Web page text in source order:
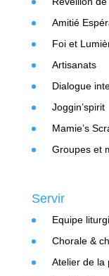
Amitié
Foi et
Artisanats
Dialogue
Joggin’spirit
Mamie’s
Groupes et
Servir
Equipe
Chorale &
Atelier de la